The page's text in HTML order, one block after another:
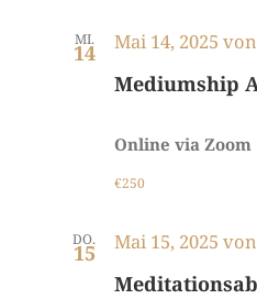
MI.
14
Mediumship
Mai 14, 2025
Online via Zoom
€250
DO.
15
Mai 15, 2025